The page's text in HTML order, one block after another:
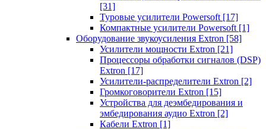
[31]
Туровые усилители Powersoft [17]
Компактные усилители Powersoft [1]
Оборудование звукоусиления Extron [58]
Усилители мощности Extron [21]
Процессоры обработки сигналов (DSP)
Extron [17]
Усилители-распределители Extron [2]
Громкоговорители Extron [15]
Устройства для деэмбедирования и
эмбедирования аудио Extron [2]
Кабели Extron [1]